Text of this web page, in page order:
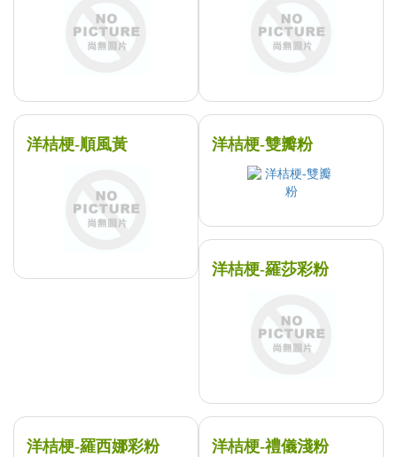
洋桔梗-順風黃 洋桔梗-雙瓣粉
洋桔梗-羅莎彩粉
洋桔梗-羅西娜彩粉 洋桔梗-禮儀淺粉